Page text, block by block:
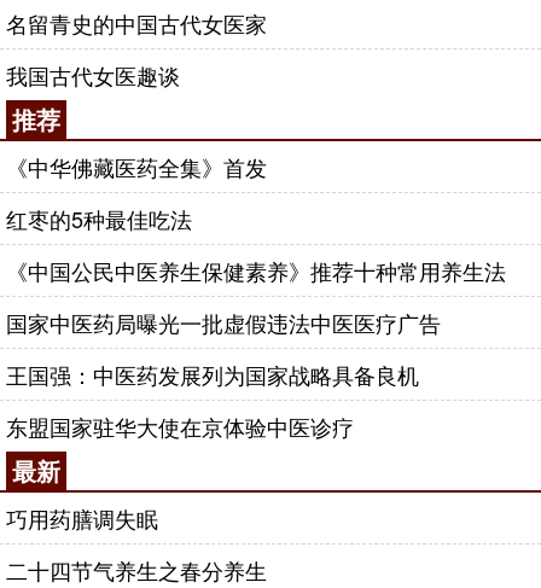
名留青史的中国古代女医家
我国古代女医趣谈
推荐
《中华佛藏医药全集》首发
红枣的5种最佳吃法
《中国公民中医养生保健素养》推荐十种常用养生法
国家中医药局曝光一批虚假违法中医医疗广告
王国强：中医药发展列为国家战略具备良机
东盟国家驻华大使在京体验中医诊疗
最新
巧用药膳调失眠
二十四节气养生之春分养生